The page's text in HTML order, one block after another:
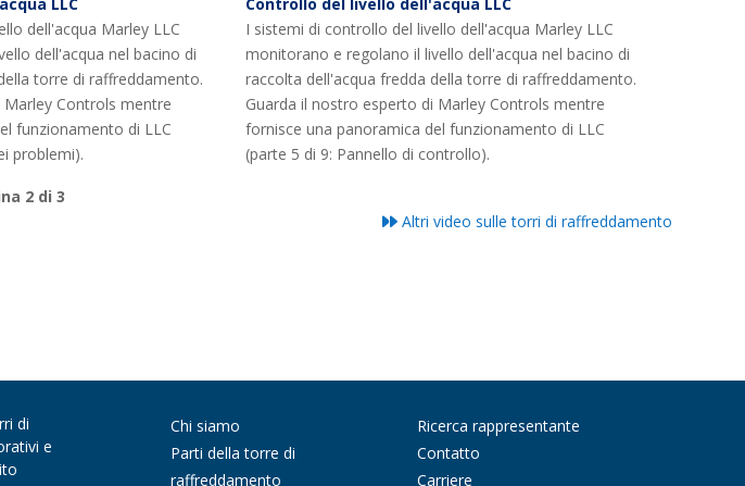
LLC
dell'acqua Marley LLC
dell'acqua nel bacino di
torre di raffreddamento.
Controls mentre
funzionamento di LLC
problemi).
Controllo del livello dell'acqua LLC
I sistemi di controllo del livello dell'acqua Marley LLC
monitorano e regolano il livello dell'acqua nel bacino di
raccolta dell'acqua fredda della torre di raffreddamento.
Guarda il nostro esperto di Marley Controls mentre
fornisce una panoramica del funzionamento di LLC
(parte 5 di 9: Pannello di controllo).
2 di 3
Altri video sulle torri di raffreddamento
di
e
Chi siamo
Parti della torre di
raffreddamento
Ricerca rappresentante
Contatto
Carriere